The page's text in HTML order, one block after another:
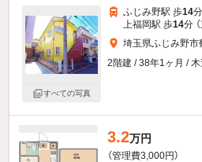
すべての写真
ふじみ野駅 歩14
上福岡駅 歩14分
埼玉県ふじみ野市
2階建 / 38年1ヶ月 / 木
3.2万円
（管理費3,000円）